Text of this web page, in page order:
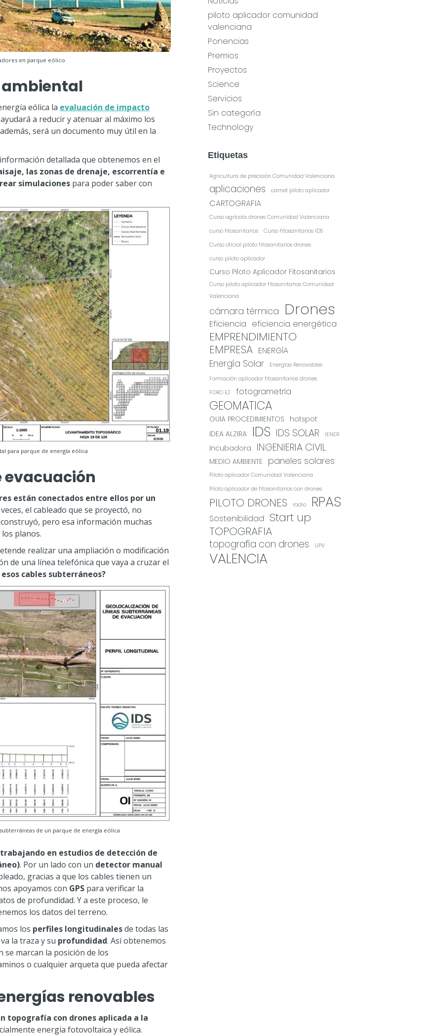
en parque eólico
ambiental
eólica la evaluación de impacto
a reducir y atenuar al máximo los
será un documento muy útil en la
detallada que obtenemos en el
las zonas de drenaje, escorrentía e
simulaciones para poder saber con
para parque de energía eólica
evacuación
están conectados entre ellos por un
el cableado que se proyectó, no
pero esa información muchas
planos.
realizar una ampliación o modificación
de una línea telefónica que vaya a cruzar el
cables subterráneos?
de un parque de energía eólica
en estudios de detección de
. Por un lado con un detector manual
gracias a que los cables tienen un
apoyamos con GPS para verificar la
de profundidad. Y a este proceso, le
los datos del terreno.
los perfiles longitudinalesde todas las
la traza y su profundidad. Así obtenemos
se marcan la posición de los
o cualquier arqueta que pueda afectar
renovables
topografía con drones aplicada a la
energía fotovoltaica y eólica.
piloto aplicador comunidad
valenciana
Ponencias
Premios
Proyectos
Science
Servicios
Sin categoría
Technology
Etiquetas
Agricultura de precisión Comunidad Valenciana
aplicaciones carnet piloto aplicador
CARTOGRAFIA
Curso agrícola drones Comunidad Valenciana
curso fitosanitarios
Curso fitosanitarios IDS
Curso oficial piloto fitosanitarios drones
curso piloto aplicador
Curso Piloto Aplicador Fitosanitarios
Curso piloto aplicador fitosanitarios Comunidad
Valenciana
cámara térmica Drones
Eficiencia eficiencia energética
EMPRENDIMIENTO
EMPRESA ENERGÍA
Energía Solar
Energías Renovables
Formación aplicador fitosanitarios drones
FORO E2
fotogrametría
GEOMATICA
GUIA PROCEDIMIENTOS
hotspot
IDEA ALZIRA
IDS IDS SOLAR IENER
Incubadora INGENIERIA CIVIL
MEDIO AMBIENTE paneles solares
Piloto aplicador Comunidad Valenciana
Piloto aplicador de fitosanitarios con drones
PILOTO DRONES radio RPAS
Sostenibilidad Start up
TOPOGRAFIA
topografía con drones UPV
VALENCIA